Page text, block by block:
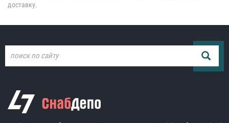
доставку.